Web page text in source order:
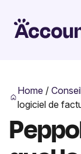
Home /
logiciel de